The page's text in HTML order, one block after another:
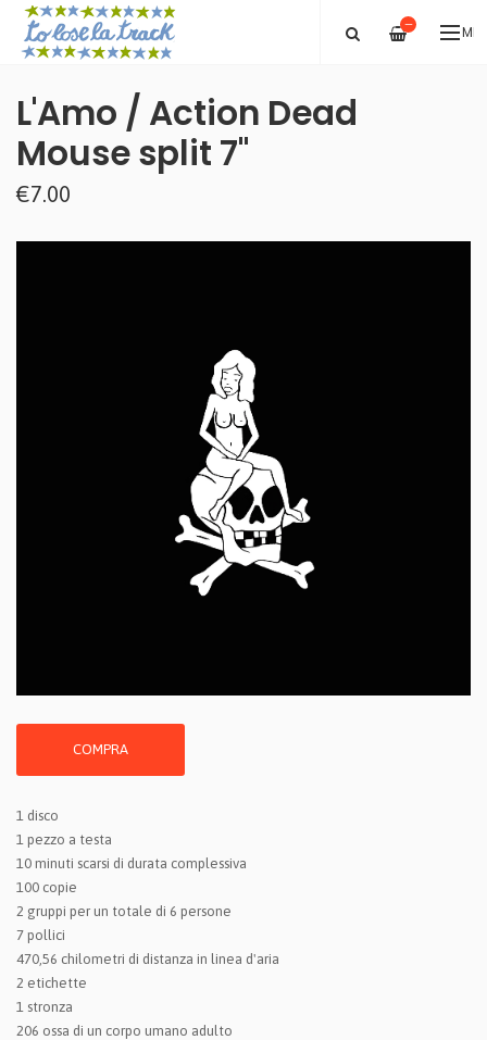
—
L'Amo / Action Dead
Mouse split 7''
€7.00
COMPRA
1 disco
1 pezzo a testa
10 minuti scarsi di durata complessiva
100 copie
2 gruppi per un totale di 6 persone
7 pollici
470,56 chilometri di distanza in linea d'aria
2 etichette
1 stronza
206 ossa di un corpo umano adulto